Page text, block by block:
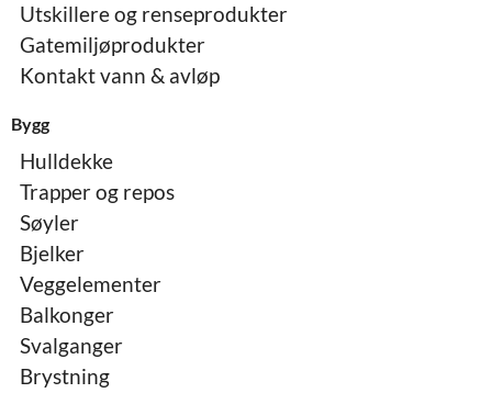
Utskillere og renseprodukter
Gatemiljøprodukter
Kontakt vann & avløp
Bygg
Hulldekke
Trapper og repos
Søyler
Bjelker
Veggelementer
Balkonger
Svalganger
Brystning